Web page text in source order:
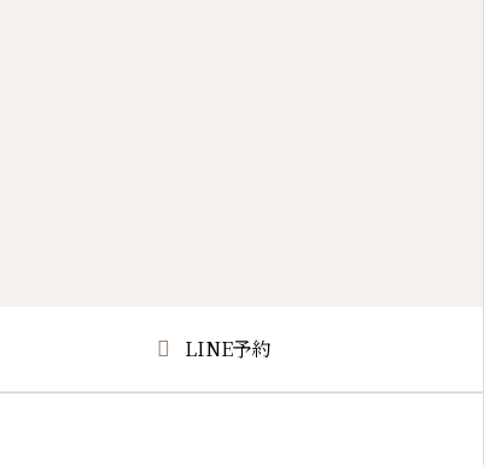
LINE予約